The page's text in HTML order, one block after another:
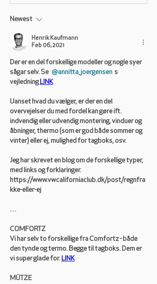
Newest
Henrik Kaufmann
Feb 06, 2021
Der er en del forskellige modeller og nogle syer
sågar selv. Se @annitta_joergensen s
vejledning LINK
Uanset hvad du vælger, er der en del
overvejelser du med fordel kan gøre ift.
indvendig eller udvendig montering, vinduer og
åbninger, thermo (som er god både sommer og
vinter) eller ej, mulighed for tagboks, osv.
Jeg har skrevet en blog om de forskellige typer,
med links og forklaringer.
https://www.vwcaliforniaclub.dk/post/regnfra
kke-eller-ej
…
COMFORTZ
Vi har selv to forskellige fra Comfortz - både
den tynde og termo. Begge til tagboks. Dem er
vi super glade for. LINK
MÜTZE